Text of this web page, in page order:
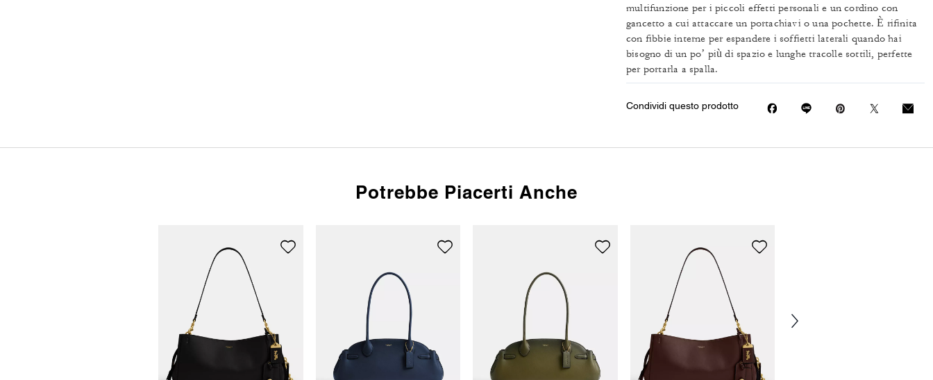
multifunzione per i piccoli effetti personali e un cordino con
gancetto a cui attaccare un portachiavi o una pochette. È rifinita
con fibbie interne per espandere i soffietti laterali quando hai
bisogno di un po’ più di spazio e lunghe tracolle sottili, perfette
per portarla a spalla.
Condividi questo prodotto
Potrebbe Piacerti Anche